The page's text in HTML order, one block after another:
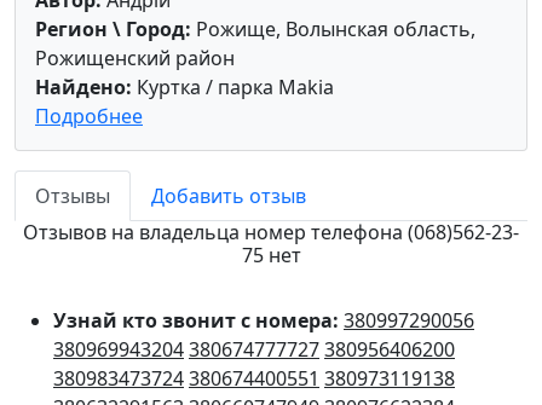
Регион \ Город: Рожище, Волынская область,
Рожищенский район
Найдено: Куртка / парка Makia
Подробнее
Отзывы
Добавить отзыв
Отзывов на владельца номер телефона (068)562-23-
75 нет
Узнай кто звонит с номера: 380997290056
380969943204380674777727380956406200
380983473724380674400551 380973119138